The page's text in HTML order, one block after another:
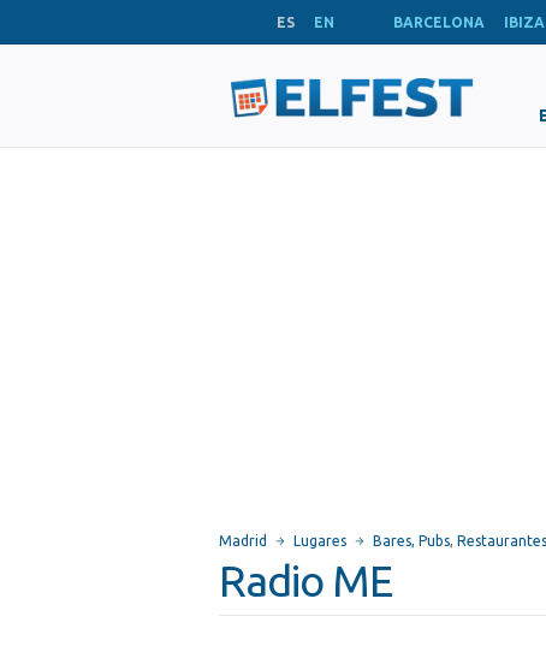
ES EN BARCELONA IBIZA
Madrid Lugares Bares, Pubs, Restaurantes
Radio ME